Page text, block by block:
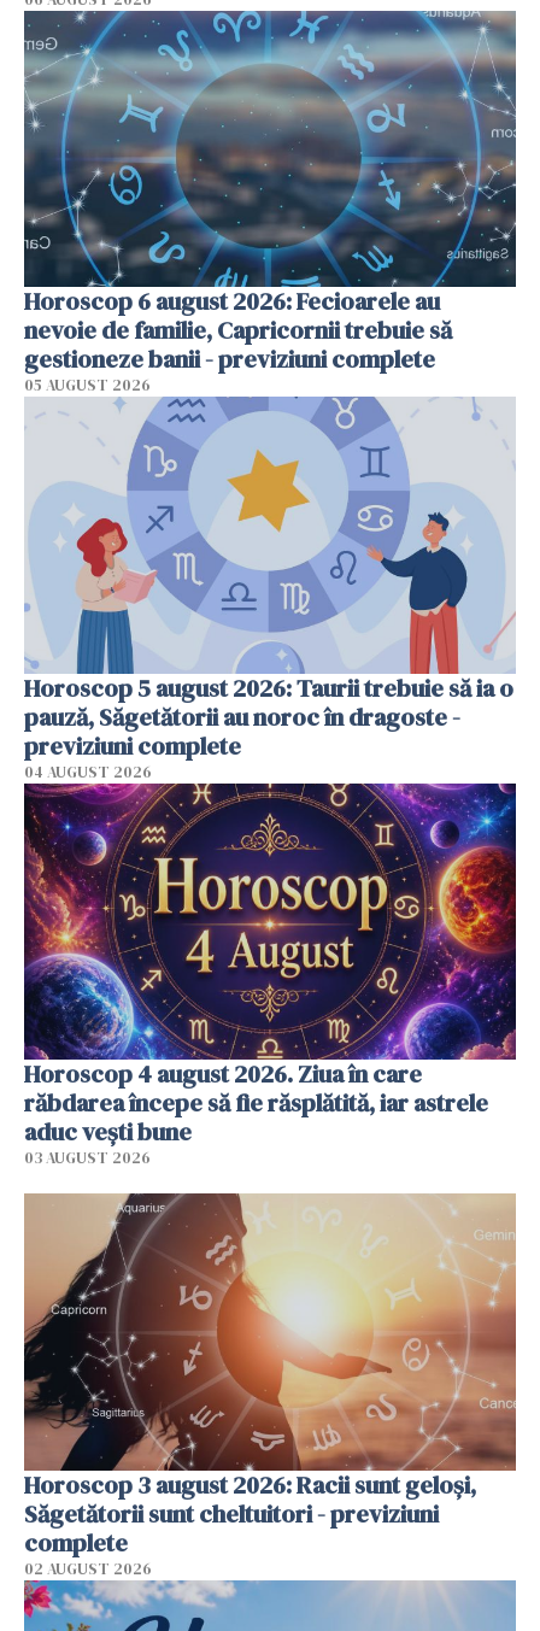
Horoscop 6 august 2026: Fecioarele au
nevoie de familie, Capricornii trebuie să
gestioneze banii - previziuni complete
05 AUGUST 2026
Horoscop 5 august 2026: Taurii trebuie să ia o
pauză, Săgetătorii au noroc în dragoste -
previziuni complete
04 AUGUST 2026
Horoscop 4 august 2026. Ziua în care
răbdarea începe să fie răsplătită, iar astrele
aduc vești bune
03 AUGUST 2026
Horoscop 3 august 2026: Racii sunt geloși,
Săgetătorii sunt cheltuitori - previziuni
complete
02 AUGUST 2026